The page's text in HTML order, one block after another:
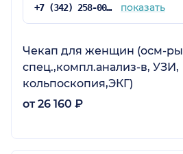
+7 (342) 258-00-11 показать
Чекап для женщин (осм-ры
спец.,компл.анализ-в, УЗИ,
кольпоскопия,ЭКГ)
от 26 160 ₽